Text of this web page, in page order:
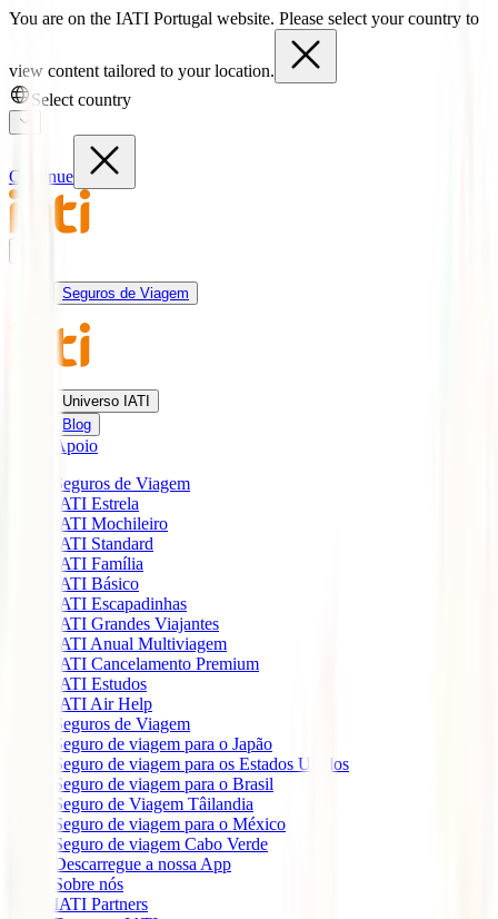
You are on the IATI Portugal website. Please select your country to
view content tailored to your location.
Select country
Continue
Seguros de Viagem
Universo IATI
Blog
Apoio
Seguros de Viagem
IATI Estrela
IATI Mochileiro
IATI Standard
IATI Família
IATI Básico
IATI Escapadinhas
IATI Grandes Viajantes
IATI Anual Multiviagem
IATI Cancelamento Premium
IATI Estudos
IATI Air Help
Seguros de Viagem
Seguro de viagem para o Japão
Seguro de viagem para os Estados Unidos
Seguro de viagem para o Brasil
Seguro de Viagem Tâilandia
Seguro de viagem para o México
Seguro de viagem Cabo Verde
Descarregue a nossa App
Sobre nós
IATI Partners